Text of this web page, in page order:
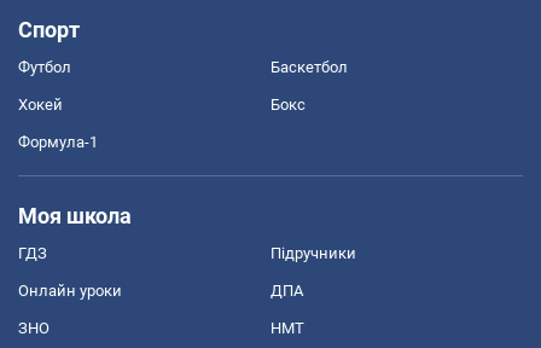
Спорт
Футбол Баскетбол
Хокей Бокс
Формула-1
Моя школа
ГДЗ Підручники
Онлайн уроки ДПА
ЗНО НМТ